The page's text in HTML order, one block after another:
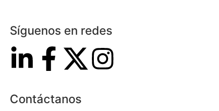
Síguenos en redes
Contáctanos